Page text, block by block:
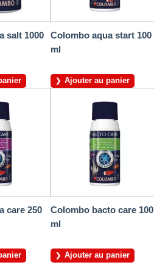
salt 1000
Colombo aqua start 100
ml
Ajouter au panier
care 250
Colombo bacto care 100
ml
Ajouter au panier